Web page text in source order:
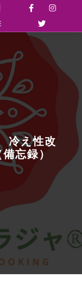
細
メインメニュー
冷え性改
忘録）